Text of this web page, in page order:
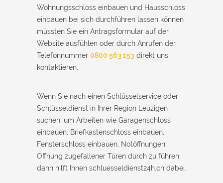
Wohnungsschloss einbauen und Hausschloss
einbauen bei sich durchführen lassen können
müssten Sie ein Antragsformular auf der
Website ausfühlen oder durch Anrufen der
Telefonnummer 0800 563 153 direkt uns
kontaktieren.
Wenn Sie nach einen Schlüsselservice oder
Schlüsseldienst in Ihrer Region Leuzigen
suchen, um Arbeiten wie Garagenschloss
einbauen, Briefkastenschloss einbauen,
Fensterschloss einbauen, Notöffnungen,
Öffnung zugefallener Türen durch zu führen,
dann hilft Ihnen schluesseldienst24h.ch dabei.